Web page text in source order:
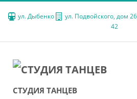
ул. Дыбенко ул. Подвойского, дом
42
СТУДИЯ ТАНЦЕВ